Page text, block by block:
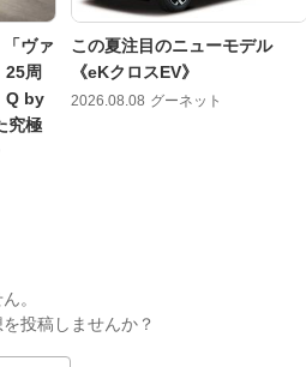
「ヴァ
周
Q by
究極
この夏注目のニューモデル
《eKクロスEV》
2026.08.08 グーネット
。
投稿しませんか？